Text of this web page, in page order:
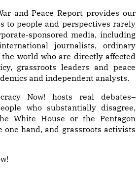
and Peace Report provides our
to people and perspectives rarely
sponsored media, including
journalists, ordinary
world who are directly affected
grassroots leaders and peace
and independent analysts.
Now! hosts real debates–
who substantially disagree,
White House or the Pentagon
one hand, and grassroots activists